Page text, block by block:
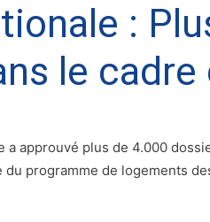
:
le
a approuvé plus de 4.000
programme de logements